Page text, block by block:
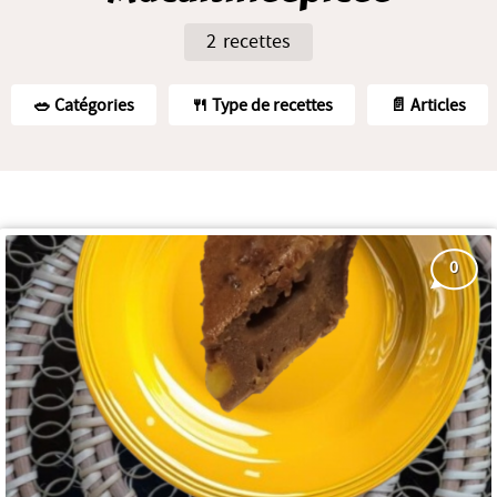
2 recettes
🥗️ Catégories 🍴 Type de recettes 📄 Articles
0